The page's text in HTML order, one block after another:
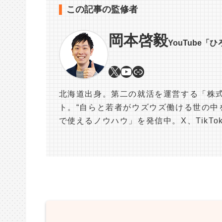
この記事の監修者
岡本啓毅YouTube「ひ
北海道出身。第二の就活を運営する「株
ト。“自らと若者がウズウズ働ける世の
で使えるノウハウ」を発信中。X、